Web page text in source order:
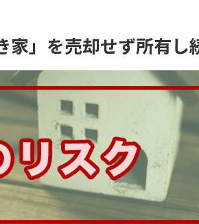
家」を売却せず所有し